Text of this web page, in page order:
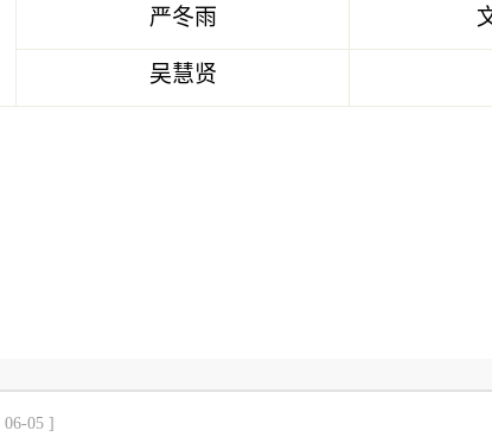
严冬雨
吴慧贤
06-05 ]